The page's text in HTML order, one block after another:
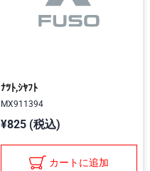
ﾅﾂﾄ,ｼﾔﾌﾄ
MX911394
¥825 (税込)
カートに追加